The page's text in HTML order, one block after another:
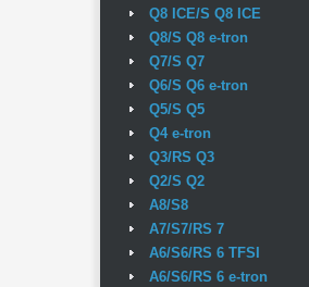
Q8 ICE/S Q8 ICE
Q8/S Q8 e-tron
Q7/S Q7
Q6/S Q6 e-tron
Q5/S Q5
Q4 e-tron
Q3/RS Q3
Q2/S Q2
A8/S8
A7/S7/RS 7
A6/S6/RS 6 TFSI
A6/S6/RS 6 e-tron